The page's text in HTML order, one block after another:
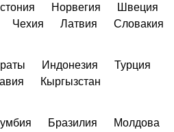
Норвегия
Швеция
Чехия Латвия
Словакия
Индонезия
Турция
Кыргызстан
Бразилия
Молдова